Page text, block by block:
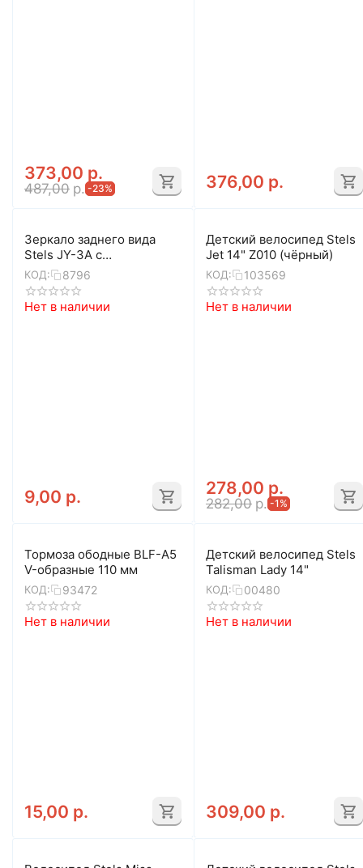
373,00 р.
487,00 р. -23% 376,00 р.
Зеркало заднего вида
Stels JY-3А с
отражателем (чёрный)
КОД: 8796
Нет в наличии
9,00 р.
Детский велосипед Stels
Jet 14" Z010 (чёрный)
КОД: 103569
Нет в наличии
278,00 р.
282,00 р. -1%
Тормоза ободные BLF-A5
V-образные 110 мм
КОД: 93472
Нет в наличии
15,00 р.
Детский велосипед Stels
Talisman Lady 14"
КОД: 00480
Нет в наличии
309,00 р.